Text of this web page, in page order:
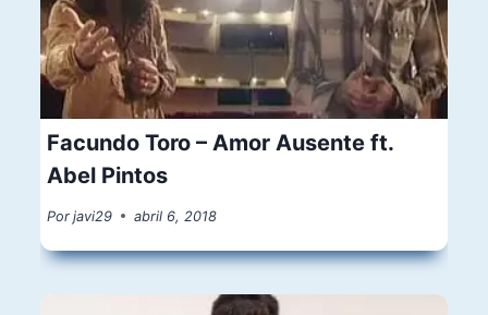
Facundo Toro – Amor Ausente ft.
Abel Pintos
Por javi29 abril 6, 2018